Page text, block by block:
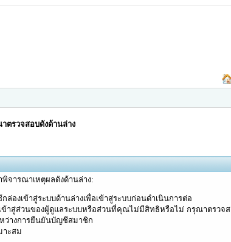
ตรวจสอบดังด้านล่าง
จารณาเหตุผลดังด้านล่าง:
องเข้าสู่ระบบด้านล่างเพื่อเข้าสู่ระบบก่อนดำเนินการต่อ
สู่ส่วนของผู้ดูแลระบบหรือส่วนที่คุณไม่มีสิทธิหรือไม่ กรุณาตรวจส
ว่างการยืนยันบัญชีสมาชิก
าะสม